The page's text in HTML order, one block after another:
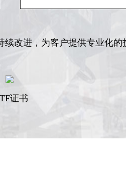
改进，为客户提供专业化的
证书